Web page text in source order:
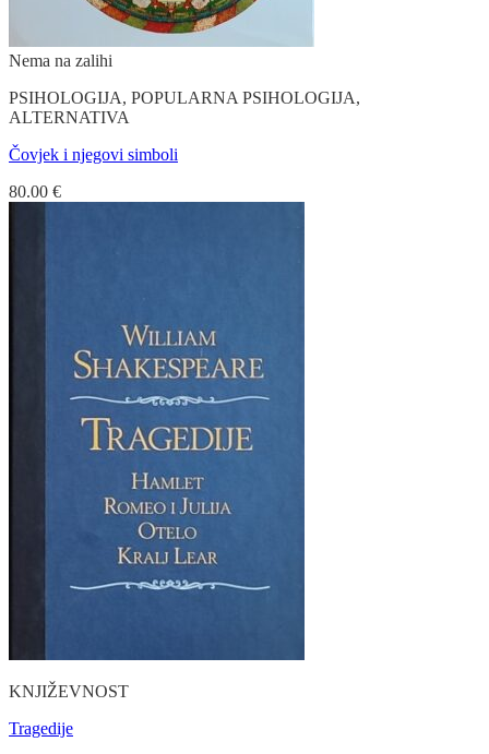
Nema na zalihi
PSIHOLOGIJA, POPULARNA PSIHOLOGIJA,
ALTERNATIVA
Čovjek i njegovi simboli
80.00 €
KNJIŽEVNOST
Tragedije